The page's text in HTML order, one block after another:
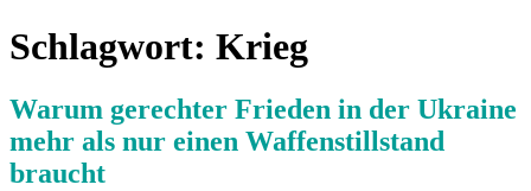
Schlagwort: Krieg
Warum gerechter Frieden in der Ukraine
mehr als nur einen Waffenstillstand
braucht